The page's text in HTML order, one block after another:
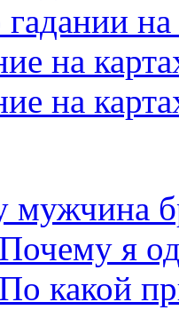
на
на
на
мужчина
я
какой